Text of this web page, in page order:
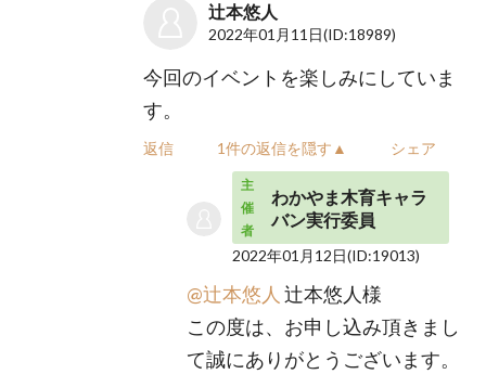
辻本悠人
2022年01月11日(ID:18989)
今回のイベントを楽しみにしていま
す。
返信 1件の返信を隠す▲ シェア
主
催
者
わかやま木育キャラ
バン実行委員
2022年01月12日(ID:19013)
@辻本悠人 辻本悠人様
この度は、お申し込み頂きまし
て誠にありがとうございます。